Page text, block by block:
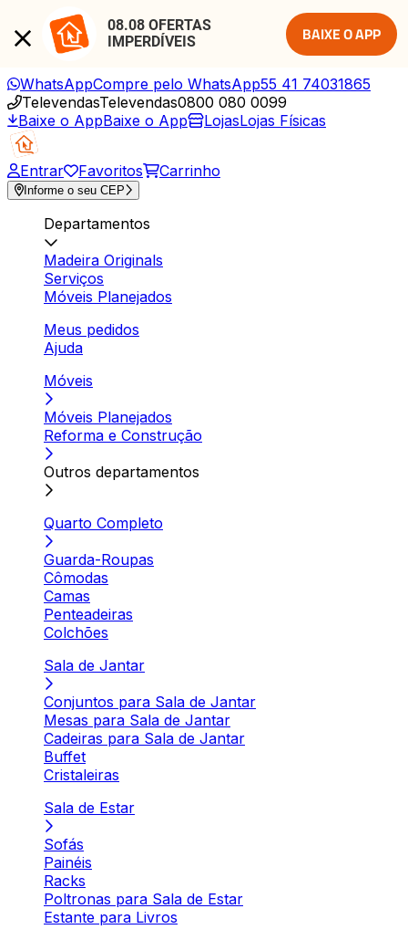
08.08 OFERTAS
IMPERDÍVEIS
BAIXE O APP
WhatsAppCompre pelo WhatsApp55 41 74031865
TelevendasTelevendas0800 080 0099
Baixe o AppBaixe o App LojasLojas Físicas
Entrar Favoritos Carrinho
Informe o seu CEP
Departamentos
Madeira Originals
Serviços
Móveis Planejados
Meus pedidos
Ajuda
Móveis
Móveis Planejados
Reforma e Construção
Outros departamentos
Quarto Completo
Guarda-Roupas
Cômodas
Camas
Penteadeiras
Colchões
Sala de Jantar
Conjuntos para Sala de Jantar
Mesas para Sala de Jantar
Cadeiras para Sala de Jantar
Buffet
Cristaleiras
Sala de Estar
Sofás
Painéis
Racks
Poltronas para Sala de Estar
Estante para Livros